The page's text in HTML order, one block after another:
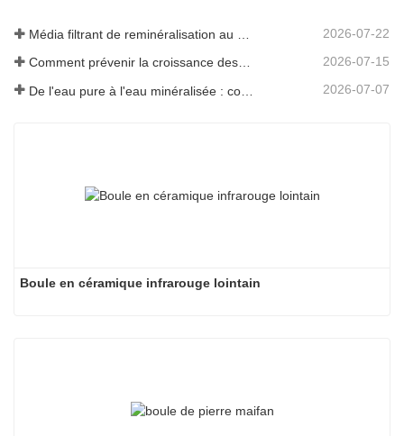
2026-07-22
Comment prévenir la croissance des odeurs et des bactéries dans les réservoirs d'eaux usées des balayeuses de sol 2026-07-15
2026-07-07
Boule en céramique infrarouge lointain